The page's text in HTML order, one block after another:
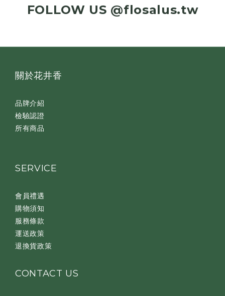
FOLLOW US @flosalus.tw
關於花井香
品牌介紹
檢驗認證
所有商品
SERVICE
會員禮遇
購物須知
服務條款
運送政策
退換貨政策
CONTACT US